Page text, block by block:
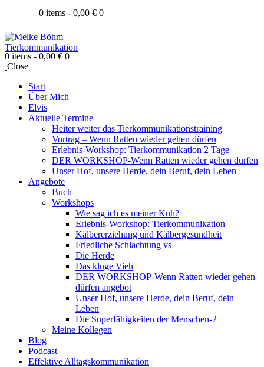
0 items - 0,00 € 0
0 items - 0,00 € 0
Close
Start
Über Mich
Elvis
Aktuelle Termine
Heiter weiter das Tierkommunikationstraining
Vortrag – Wenn Ratten wieder gehen dürfen
Erlebnis-Workshop: Tierkommunikation 2 Tage
DER WORKSHOP-Wenn Ratten wieder gehen dürfen
Unser Hof, unsere Herde, dein Beruf, dein Leben
Angebote
Buch
Workshops
Wie sag ich es meiner Kuh?
Erlebnis-Workshop: Tierkommunikation
Kälbererziehung und Kälbergesundheit
Friedliche Schlachtung vs
Die Herde
Das kluge Vieh
DER WORKSHOP-Wenn Ratten wieder gehen
dürfen angebot
Unser Hof, unsere Herde, dein Beruf, dein
Leben
Die Superfähigkeiten der Menschen-2
Meine Kollegen
Blog
Podcast
Effektive Alltagskommunikation